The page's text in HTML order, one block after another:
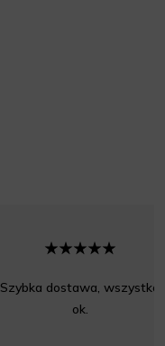
Szybka dostawa, wszystko
ok.